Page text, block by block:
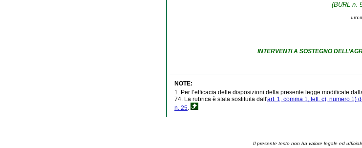
(BURL n.
INTERVENTI A SOSTEGNO
NOTE:
1. Per l’efficacia delle disposizioni della presente legge modificate
74. La rubrica è stata sostituita dall'art. 1, comma 1, lett. c), numero 1)
n. 25.
Il presente testo non ha valore legale ed